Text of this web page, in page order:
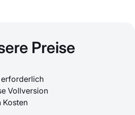
Preise
erforderlich
Vollversion
Kosten